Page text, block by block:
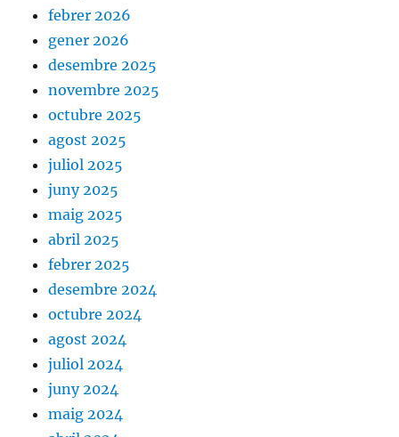
febrer 2026
gener 2026
desembre 2025
novembre 2025
octubre 2025
agost 2025
juliol 2025
juny 2025
maig 2025
abril 2025
febrer 2025
desembre 2024
octubre 2024
agost 2024
juliol 2024
juny 2024
maig 2024